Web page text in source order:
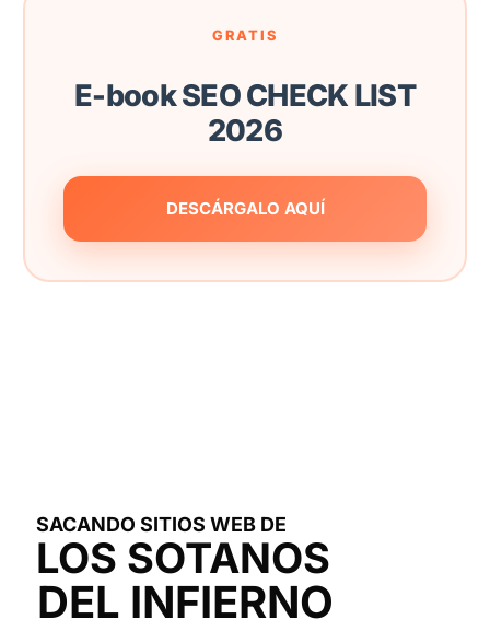
GRATIS
E-book SEO CHECK LIST
2026
DESCÁRGALO AQUÍ
LOS SOTANOS
SACANDO SITIOS WEB DE
DEL INFIERNO